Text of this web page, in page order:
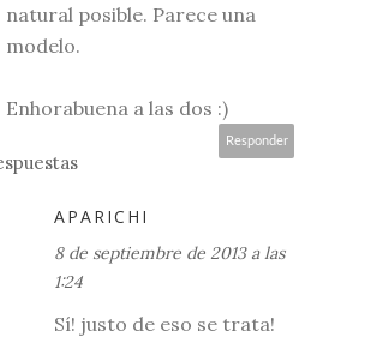
natural posible. Parece una
modelo.
Enhorabuena a las dos :)
Responder
APARICHI
8 de septiembre de 2013 a las
1:24
Sí! justo de eso se trata!